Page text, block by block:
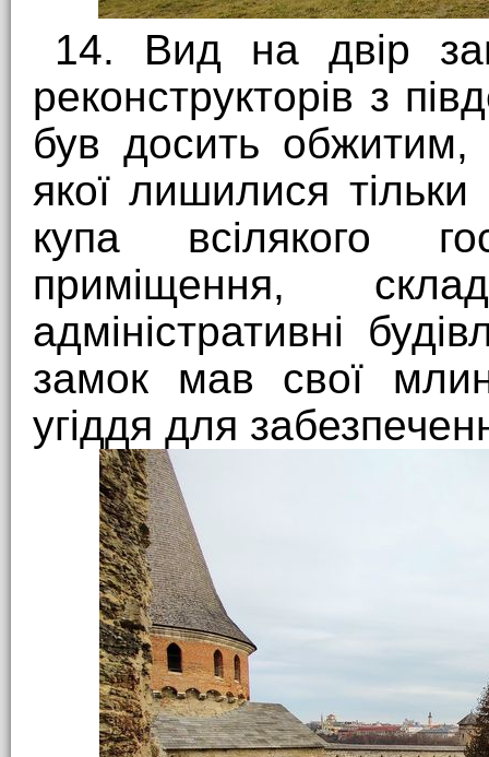
14. Вид на двір
реконструкторів з
був досить обжитим,
якої лишилися
купа всілякого
приміщення,
адміністративні
замок мав свої
угіддя для